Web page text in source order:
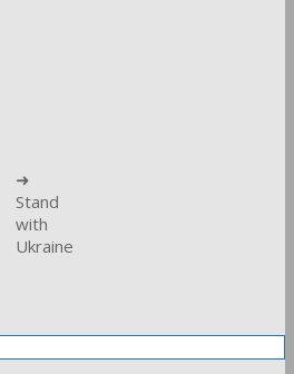
➜
Stand
with
Ukraine